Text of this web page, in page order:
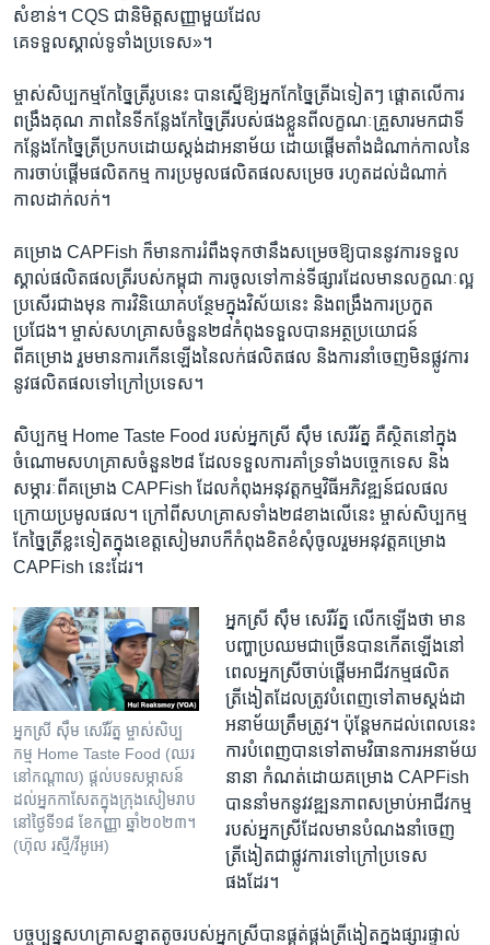
សំខាន់​។ ​CQS ​ជា​និមិត្ត​សញ្ញា​មួយ​ដែល​
គេទទួល​ស្គាល់​ទូទាំង​ប្រទេស»។
ម្ចាស់សិប្បកម្ម​កែច្នៃ​ត្រី​រូបនេះ​ បាន​ស្នើ​ឱ្យ​អ្នកកែច្នៃត្រីឯទៀតៗ ផ្តោត​លើ​ការ
ពង្រឹង​គុណ ភាព​នៃទីកន្លែងកែច្នៃ​ត្រីរបស់​ផងខ្លួន​ពីលក្ខណៈគ្រួសារ​មក​ជា​ទី
កន្លែង​កែច្នៃ​ត្រីប្រកបដោយ​ស្តង់ដាអនាម័យ​ ដោយ​ផ្តើម​តាំងដំណាក់កាល​នៃ
ការចាប់​ផ្តើម​ផលិតកម្ម​ ​ការ​ប្រមូល​ផលិតផល​សម្រេច​ រហូត​ដល់​ដំណាក់​
កាល​ដាក់លក់​។
គម្រោង ​CAPFish ក៏មាន​ការ​រំពឹង​ទុក​ថា​នឹង​សម្រេច​ឱ្យ​បាន​នូវ​ការ​ទទួល​
ស្គាល់​ផលិត​ផល​ត្រី​របស់​កម្ពុជា​ ការ​ចូល​ទៅ​កាន់​ទីផ្សារ​ដែល​មាន​លក្ខណៈ​ល្អ​
ប្រសើរ​ជាង​មុន​ ការ​វិនិយោគ​បន្ថែម​ក្នុង​វិស័​យនេះ​ ​និង​ពង្រឹង​ការ​ប្រកួត​
ប្រជែង។ ម្ចាស់​សហ​គ្រាស​ចំនួន​២៨​កំពុងទទួល​បាន​អត្ថប្រយោជន៍​
ពីគម្រោង​ រួម​មាន​ការ​កើន​ឡើង​នៃ​លក់​ផលិតផល​ និងការ​នាំចេញ​មិនផ្លូវការ​
នូវផលិតផល​ទៅក្រៅប្រទេស។
សិប្ប​កម្ម​ Home Taste Food ​របស់​អ្នក​ស្រី​ ស៊ឹម សេរីរ័ត្ន គឺ​ស្ថិត​នៅ​ក្នុង​
ចំណោម​សហគ្រាស​ចំនួន​២៨​ ដែល​ទទួល​ការ​គាំទ្រ​ទាំង​បច្ចេកទេស​ និង​
សម្ភារៈ​ពី​គម្រោង CAPFish​ ដែល​កំពុងអនុវត្ត​កម្មវិធីអភិវឌ្ឍន៍ជល​ផល​
ក្រោយ​ប្រមូល​ផល។ ​ក្រៅ​ពី​សហគ្រាស​ទាំង​២៨​ខាង​លើ​នេះ​ ម្ចាស់​សិប្បកម្ម​
កែច្នៃ​ត្រី​ខ្លះ​ទៀត​ក្នុង​ខេត្ត​សៀមរាប​ក៏​កំពុង​ខិតខំ​សុំ​ចូល​រួម​អនុវត្ត​គម្រោង​ ​
CAPFish​ នេះ​ដែរ។
អ្នកស្រី ស៊ឹម សេរីរ័ត្ន ម្ចាស់​សិប្ប
កម្ម Home Taste Food (ឈរ​
នៅ​កណ្តាល) ផ្តល់​បទសម្ភាសន៍​
ដល់​អ្នកកាសែត​ក្នុង​ក្រុង​សៀមរាប
នៅថ្ងៃទី១៨ ខែកញ្ញា ឆ្នាំ២០២៣។
(ហ៊ុល រស្មី/វីអូអេ)
​អ្នក​ស្រី​ ស៊ឹម សេរីរ័ត្ន ​លើកឡើងថា មាន
បញ្ហា​ប្រឈម​ជាច្រើន​បាន​កើតឡើង​នៅ​
ពេល​អ្នកស្រី​ចាប់ផ្តើម​អាជីវកម្ម​ផលិត​
ត្រីងៀតដែល​ត្រូវ​បំពេញ​ទៅតាម​ស្តង់ដា​
អនា​ម័យ​ត្រឹមត្រូវ​។ ប៉ុន្តែ​មក​ដល់​ពេល​នេះ​
ការបំពេញ​បាន​ទៅតាម​វិធានការ​អនាម័យ​
នានា​ កំណត់​ដោយគម្រោង CAPFish​
បាននាំមក​នូវវឌ្ឍនភាព​សម្រាប់​អាជីវកម្ម​
របស់​អ្នក​ស្រី​ដែលមាន​បំណង​នាំចេញ​
ត្រីងៀត​ជាផ្លូវ​ការ​ទៅក្រៅ​ប្រទេស​
ផងដែរ។
បច្ចុប្បន្ន​សហគ្រាស​ខ្នាតតូច​របស់​អ្នកស្រី​បានផ្គត់ផ្គង់​ត្រីងៀត​ក្នុងផ្សារ​ផ្ទាល់